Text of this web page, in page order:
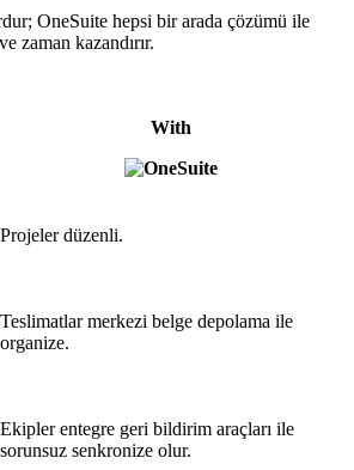
OneSuite hepsi bir arada çözümü ile
zaman kazandırır.
With
Projeler düzenli.
Teslimatlar merkezi belge depolama ile
organize.
Ekipler entegre geri bildirim araçları ile
sorunsuz senkronize olur.